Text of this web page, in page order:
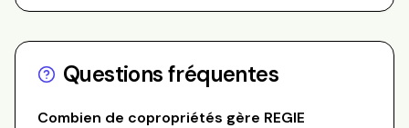
Questions fréquentes
Combien de copropriétés gère REGIE